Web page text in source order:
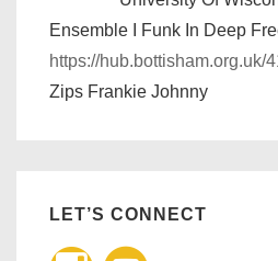
Ensemble I Funk In Deep
https://hub.bottisham.org.uk/
Zips Frankie Johnny
LET’S CONNECT